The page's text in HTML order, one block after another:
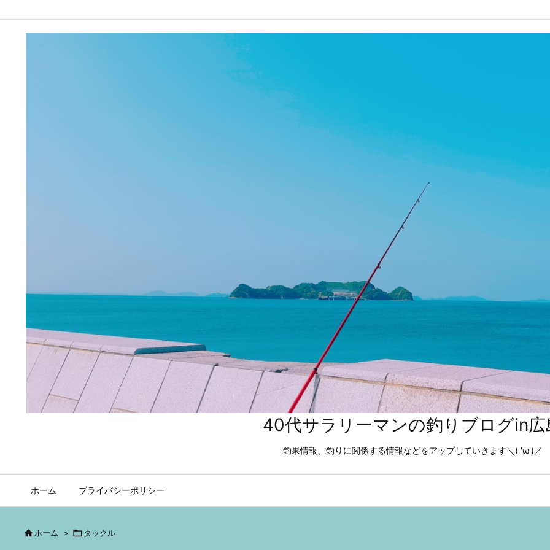
40代サラリーマンの釣りブログin広
釣果情報、釣りに関係する情報などをアップしていきます＼( 'ω')／
ホーム プライバシーポリシー
 ホーム >  タックル